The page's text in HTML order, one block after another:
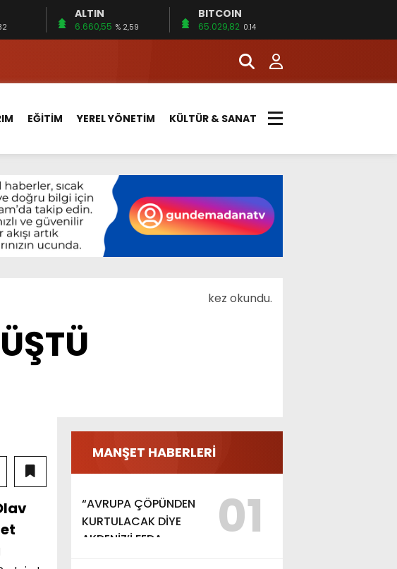
ALTIN
6.660,55 % 2,59
BITCOIN
65.029,82 0.14
EĞİTİM YEREL YÖNETİM KÜLTÜR & SANAT
kez okundu.
MANŞET HABERLERİ
“AVRUPA ÇÖPÜNDEN
KURTULACAK DİYE
AKDENİZ’İ FEDA
01